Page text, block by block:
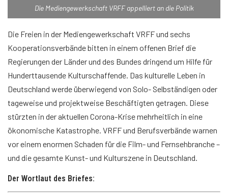
Die Mediengewerkschaft VRFF appelliert an die Politik
Die Freien in der Mediengewerkschaft VRFF und sechs
Kooperationsverbände bitten in einem offenen Brief die
Regierungen der Länder und des Bundes dringend um Hilfe für
Hunderttausende Kulturschaffende. Das kulturelle Leben in
Deutschland werde überwiegend von Solo- Selbständigen oder
tageweise und projektweise Beschäftigten getragen. Diese
stürzten in der aktuellen Corona-Krise mehrheitlich in eine
ökonomische Katastrophe. VRFF und Berufsverbände warnen
vor einem enormen Schaden für die Film- und Fernsehbranche –
und die gesamte Kunst- und Kulturszene in Deutschland.
Der Wortlaut des Briefes: